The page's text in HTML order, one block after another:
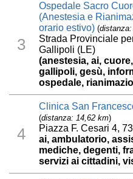
3
Ospedale Sacro
(Anestesia e
orario estivo) (
Strada Provinciale
Gallipoli (LE)
(anestesia, ai,
gallipoli, gesù,
ospedale,
4
Clinica San
(distanza: 14,62 km)
Piazza F. Cesari 4,
ai, ambulatorio,
mediche, degenti,
servizi ai cittadini,